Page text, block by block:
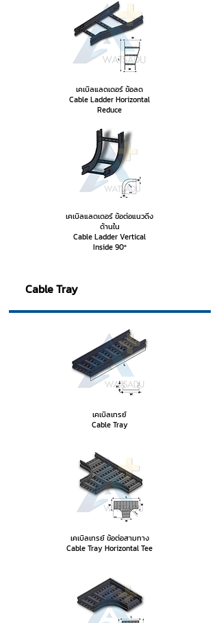
เคเบิลแลดเดอร์ ข้อลด
Cable Ladder Horizontal
Reduce
เคเบิลแลดเดอร์ ข้อต่อแนวดิ่ง
ด้านใน
Cable Ladder Vertical
Inside 90º
Cable Tray
เคเบิลเทรย์
Cable Tray
เคเบิลเทรย์ ข้อต่อสามทาง
Cable Tray Horizontal Tee